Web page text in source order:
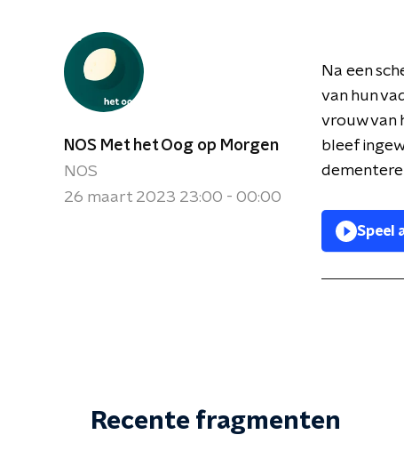
NOS Met het Oog op Morgen
NOS
26 maart 2023 23:00 - 00:00
Na een
van hun
vrouw van
bleef
Speel
Recente fragmenten